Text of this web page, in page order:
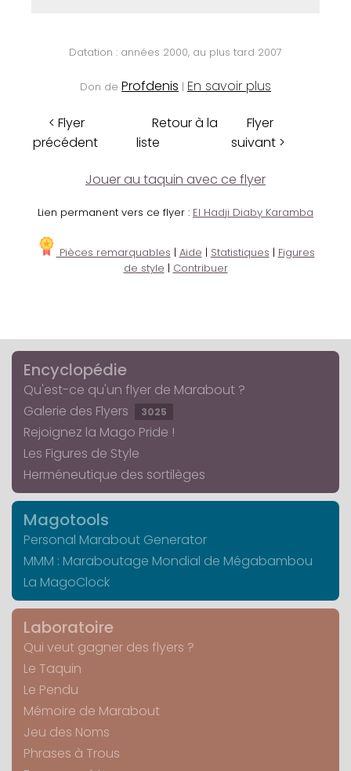
Datation : années 2000, au plus tard 2007
Don de Profdenis | En savoir plus
< Flyer
précédent
Retour à la
liste
Flyer
suivant >
Jouer au taquin avec ce flyer
Lien permanent vers ce flyer : El Hadji Diaby Karamba
Pièces remarquables | Aide | Statistiques | Figures
de style | Contribuer
Encyclopédie
Qu'est-ce qu'un flyer de Marabout ?
Galerie des Flyers
3025
Rejoignez la Mago Pride !
Les Figures de Style
Herméneutique des sortilèges
Magotools
Personal Marabout Generator
MMM : Maraboutage Mondial de Mégabambou
La MagoClock
Laboratoire
Qui veut gagner des flyers ?
Le Taquin
Le Pendu
Mémoire de Marabout
Jeu des Noms
Phrases à Trous